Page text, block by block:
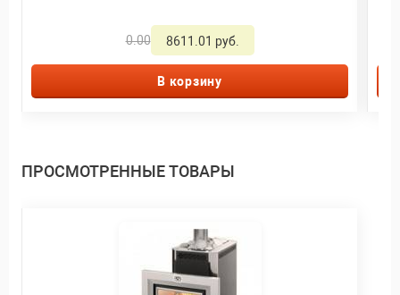
0.00 8611.01 руб.
В корзину
ПРОСМОТРЕННЫЕ ТОВАРЫ